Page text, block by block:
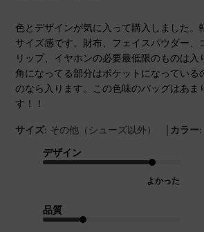
色とデザインが気に入って購入しました。
サイズ感です。財布、フェイスパウダー、
リップ、イヤホンの必要最低限のものは入
角になってる部分はポケットになっている
のなら入ります。この色味のバッグはあま
す！！
サイズ: その他（シューズ以外） | カラー:
デザイン
よかった
品質